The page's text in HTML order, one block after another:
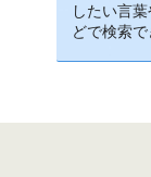
したい言
どで検索で